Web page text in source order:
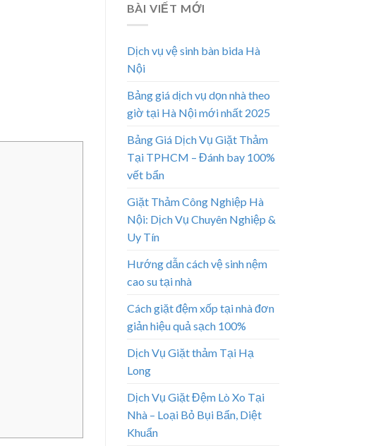
BÀI VIẾT MỚI
Dịch vụ vệ sinh bàn bida Hà
Nội
Bảng giá dịch vụ dọn nhà theo
giờ tại Hà Nội mới nhất 2025
Bảng Giá Dịch Vụ Giặt Thảm
Tại TPHCM – Đánh bay 100%
vết bẩn
Giặt Thảm Công Nghiệp Hà
Nội: Dịch Vụ Chuyên Nghiệp &
Uy Tín
Hướng dẫn cách vệ sinh nệm
cao su tại nhà
Cách giặt đệm xốp tại nhà đơn
giản hiệu quả sạch 100%
Dịch Vụ Giặt thảm Tại Hạ
Long
Dịch Vụ Giặt Đệm Lò Xo Tại
Nhà – Loại Bỏ Bụi Bẩn, Diệt
Khuẩn